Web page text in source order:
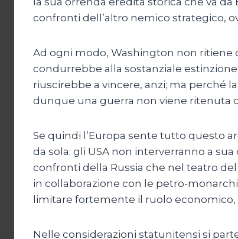
confronti dell’altro nemico strategico,
Ad ogni modo, Washington non ritiene
condurrebbe alla sostanziale
riuscirebbe a vincere, anzi; ma perché
dunque una guerra non viene ritenuta
Se quindi l’Europa sente tutto questo
da sola: gli USA non interverranno a
confronti della Russia che nel teatro
in collaborazione con le petro-
limitare fortemente il ruolo economico,
Nelle considerazioni statunitensi si